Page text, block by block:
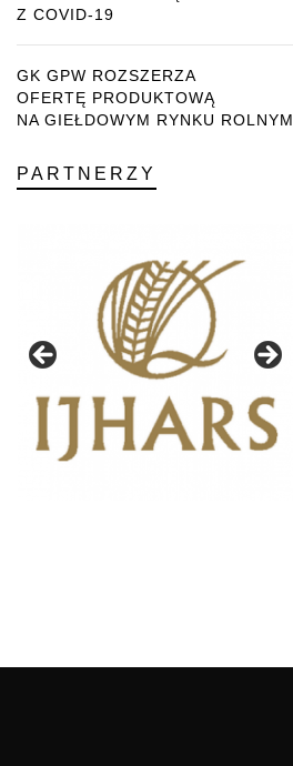
Z COVID-19
GK GPW ROZSZERZA
OFERTĘ PRODUKTOWĄ
NA GIEŁDOWYM RYNKU ROLNYM
PARTNERZY